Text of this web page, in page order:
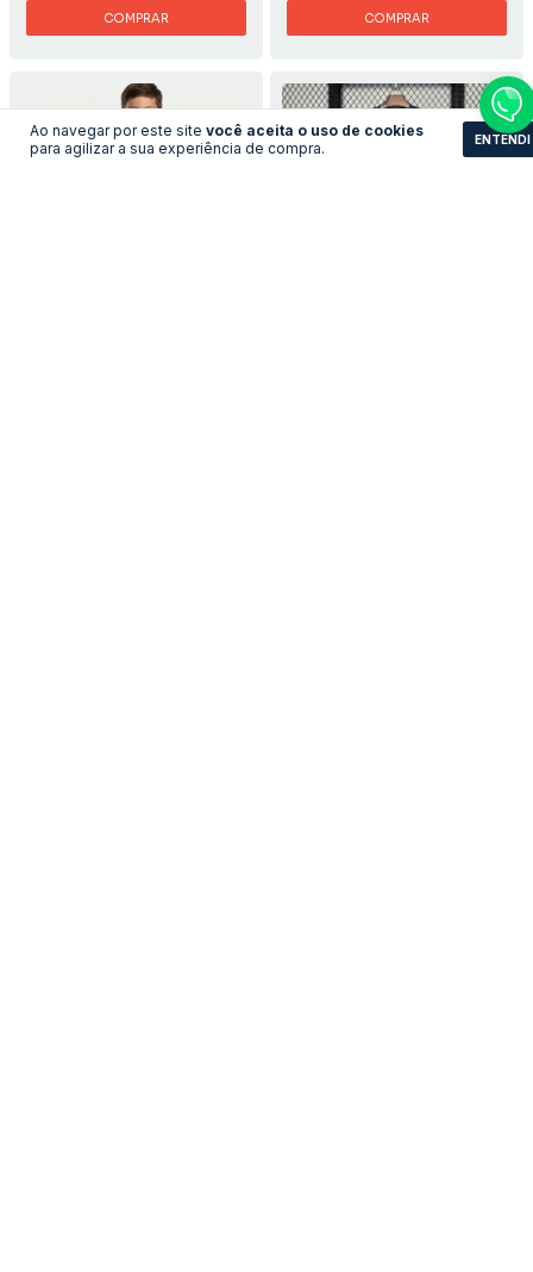
Ao navegar por este site você aceita o uso de cookies
para agilizar a sua experiência de compra.
ENTENDI
COMPRAR COMPRAR